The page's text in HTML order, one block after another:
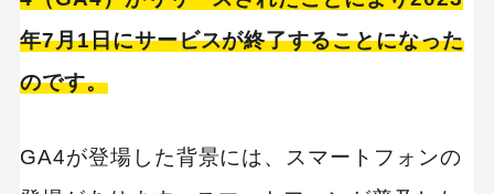
サポート自体が終了するまでにやっておくべき
こと
移行を！
年7月1日にサービスが終了することになった
のです。
GA4が登場した背景には、スマートフォンの